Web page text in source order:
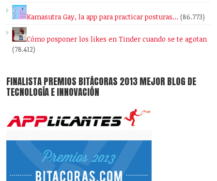
Kamasutra Gay, la app para practicar posturas… (86.773)
Cómo posponer los likes en Tinder cuando se te agotan
(78.412)
FINALISTA PREMIOS BITÁCORAS 2013 MEJOR BLOG DE
TECNOLOGÍA E INNOVACIÓN